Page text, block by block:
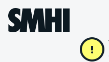
Hoppa till sidans innehåll